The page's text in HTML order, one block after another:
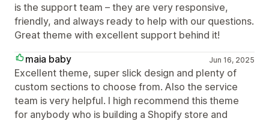
is the support team – they are very responsive,
friendly, and always ready to help with our questions.
Great theme with excellent support behind it!
maia baby
Jun 16, 2025
Excellent theme, super slick design and plenty of
custom sections to choose from. Also the service
team is very helpful. I high recommend this theme
for anybody who is building a Shopify store and